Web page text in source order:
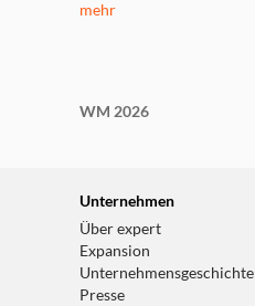
mehr
WM 2026
Unternehmen
Über expert
Expansion
Unternehmensgeschichte
Presse